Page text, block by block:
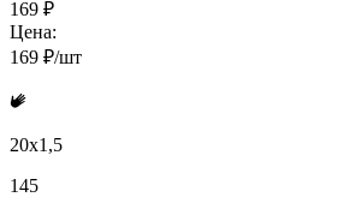
169 ₽
Цена:
169 ₽/шт
20x1,5
145